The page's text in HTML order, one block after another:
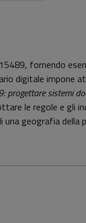
fornendo
digitale
progettare sistemi
le regole e gli
geografia